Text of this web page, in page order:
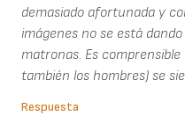
demasiado afortunada y
imágenes no se está
matronas. Es
también los hombres) se
Respuesta